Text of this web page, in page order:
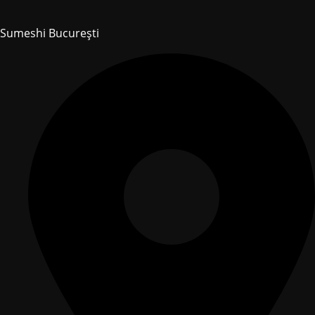
Sumeshi București